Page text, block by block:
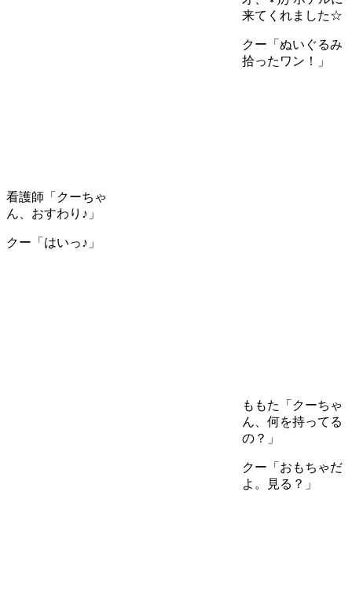
来てくれました☆
クー「ぬいぐるみ
拾ったワン！」
看護師「クーちゃ
ん、おすわり♪」
クー「はいっ♪」
ももた「クーちゃ
ん、何を持ってる
の？」
クー「おもちゃだ
よ。見る？」